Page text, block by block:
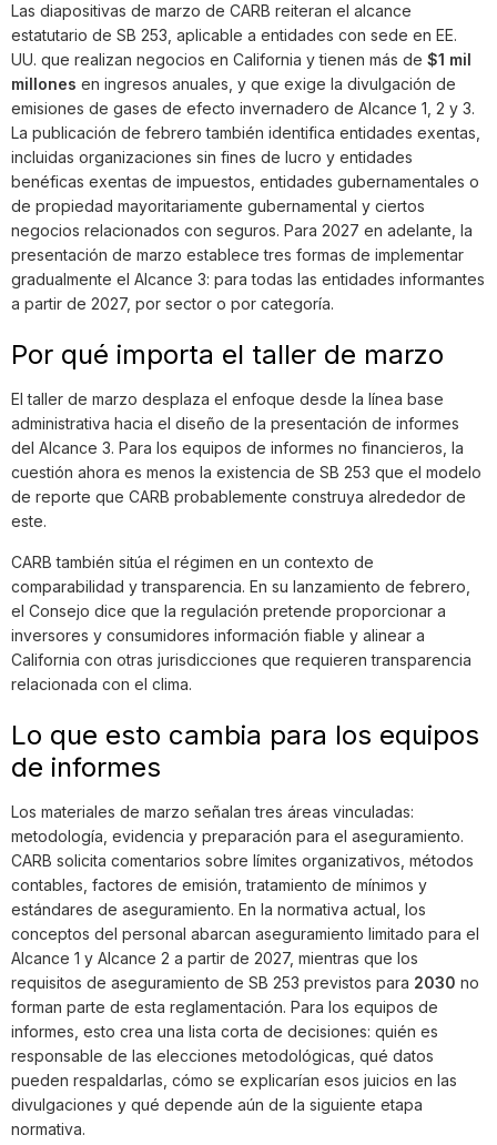
Las diapositivas de marzo de CARB reiteran el alcance
estatutario de SB 253, aplicable a entidades con sede en EE.
UU. que realizan negocios en California y tienen más de $1 mil
millones en ingresos anuales, y que exige la divulgación de
emisiones de gases de efecto invernadero de Alcance 1, 2 y 3.
La publicación de febrero también identifica entidades exentas,
incluidas organizaciones sin fines de lucro y entidades
benéficas exentas de impuestos, entidades gubernamentales o
de propiedad mayoritariamente gubernamental y ciertos
negocios relacionados con seguros. Para 2027 en adelante, la
presentación de marzo establece tres formas de implementar
gradualmente el Alcance 3: para todas las entidades informantes
a partir de 2027, por sector o por categoría.
Por qué importa el taller de marzo
El taller de marzo desplaza el enfoque desde la línea base
administrativa hacia el diseño de la presentación de informes
del Alcance 3. Para los equipos de informes no financieros, la
cuestión ahora es menos la existencia de SB 253 que el modelo
de reporte que CARB probablemente construya alrededor de
este.
CARB también sitúa el régimen en un contexto de
comparabilidad y transparencia. En su lanzamiento de febrero,
el Consejo dice que la regulación pretende proporcionar a
inversores y consumidores información fiable y alinear a
California con otras jurisdicciones que requieren transparencia
relacionada con el clima.
Lo que esto cambia para los equipos
de informes
Los materiales de marzo señalan tres áreas vinculadas:
metodología, evidencia y preparación para el aseguramiento.
CARB solicita comentarios sobre límites organizativos, métodos
contables, factores de emisión, tratamiento de mínimos y
estándares de aseguramiento. En la normativa actual, los
conceptos del personal abarcan aseguramiento limitado para el
Alcance 1 y Alcance 2 a partir de 2027, mientras que los
requisitos de aseguramiento de SB 253 previstos para 2030 no
forman parte de esta reglamentación. Para los equipos de
informes, esto crea una lista corta de decisiones: quién es
responsable de las elecciones metodológicas, qué datos
pueden respaldarlas, cómo se explicarían esos juicios en las
divulgaciones y qué depende aún de la siguiente etapa
normativa.